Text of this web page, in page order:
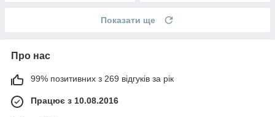
Показати ще
Про нас
99% позитивних з 269 відгуків за рік
Працює з 10.08.2016